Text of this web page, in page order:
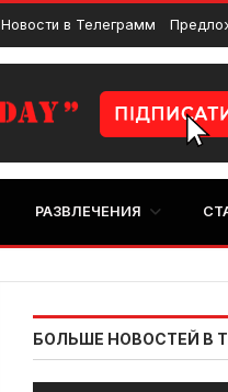
Новости в Телеграмм
РАЗВЛЕЧЕНИЯ
БОЛЬШЕ НОВОСТЕЙ В